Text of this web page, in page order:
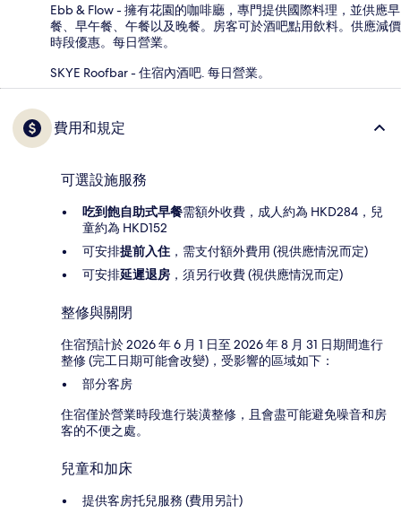
Ebb & Flow - 擁有花園的咖啡廳，專門提供國際料理，並供應早
餐、早午餐、午餐以及晚餐。房客可於酒吧點用飲料。供應減價
時段優惠。每日營業。
SKYE Roofbar - 住宿內酒吧. 每日營業。
費用和規定
可選設施服務
吃到飽自助式早餐需額外收費，成人約為 HKD284，兒
童約為 HKD152
可安排提前入住 ，需支付額外費用 (視供應情況而定)
可安排延遲退房 ，須另行收費 (視供應情況而定)
整修與關閉
住宿預計於 2026 年 6 月 1 日至 2026 年 8 月 31 日期間進行
整修 (完工日期可能會改變)，受影響的區域如下：
部分客房
住宿僅於營業時段進行裝潢整修，且會盡可能避免噪音和房
客的不便之處。
兒童和加床
提供客房托兒服務 (費用另計)